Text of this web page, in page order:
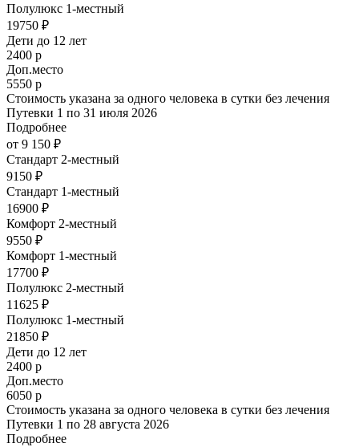
Полулюкс 1-местный
19750 ₽
Дети до 12 лет
2400 р
Доп.место
5550 р
Стоимость указана за одного человека в сутки без лечения
Путевки 1 по 31 июля 2026
Подробнее
от 9 150 ₽
Стандарт 2-местный
9150 ₽
Стандарт 1-местный
16900 ₽
Комфорт 2-местный
9550 ₽
Комфорт 1-местный
17700 ₽
Полулюкс 2-местный
11625 ₽
Полулюкс 1-местный
21850 ₽
Дети до 12 лет
2400 р
Доп.место
6050 р
Стоимость указана за одного человека в сутки без лечения
Путевки 1 по 28 августа 2026
Подробнее